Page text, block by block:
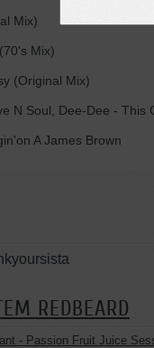
Mix)
Mix)
(Original Mix)
N Soul, Dee-Dee - This
A James Brown
REDBEARD
- Passion Fruit Juice